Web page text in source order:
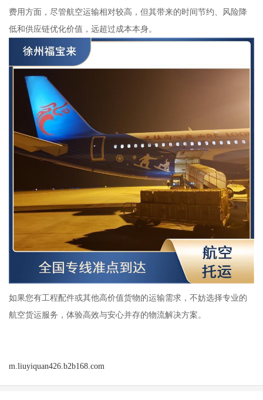
费用方面，尽管航空运输相对较高，但其带来的时间节约、风险降
低和供应链优化价值，远超过成本本身。
如果您有工程配件或其他高价值货物的运输需求，不妨选择专业的
航空货运服务，体验高效与安心并存的物流解决方案。
m.liuyiquan426.b2b168.com